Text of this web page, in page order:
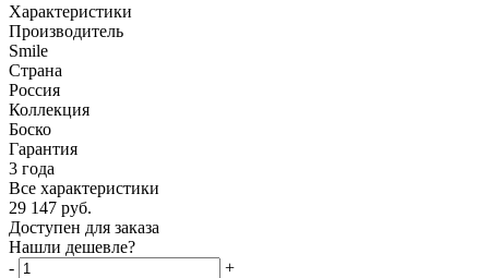
Характеристики
Производитель
Smile
Страна
Россия
Коллекция
Боско
Гарантия
3 года
Все характеристики
29 147 руб.
Доступен для заказа
Нашли дешевле?
-
+